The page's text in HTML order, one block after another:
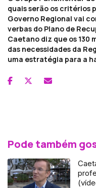
quais serão os critérios
Governo Regional vai
verbas do Plano de
Caetano diz que os 130
das necessidades da
uma estratégia para a
Pode também